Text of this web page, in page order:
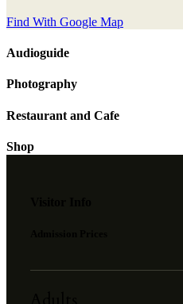
Find With Google Map
Audioguide
Photography
Restaurant and Cafe
Shop